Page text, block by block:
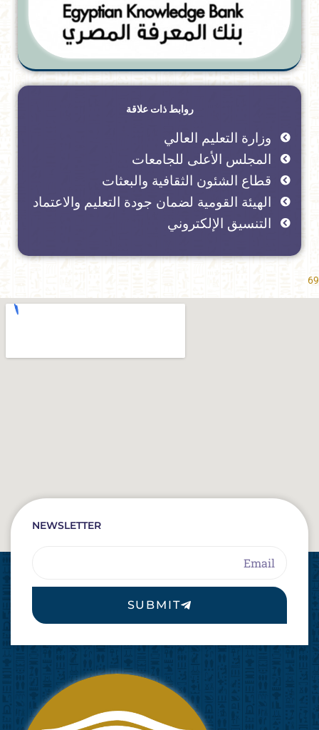
روابط ذات علاقة
وزارة التعليم العالي
المجلس الأعلى للجامعات
قطاع الشئون الثقافية والبعثات
الهيئة القومية لضمان جودة التعليم والاعتماد
التنسيق الإلكتروني
69
NEWSLETTER
SUBMIT